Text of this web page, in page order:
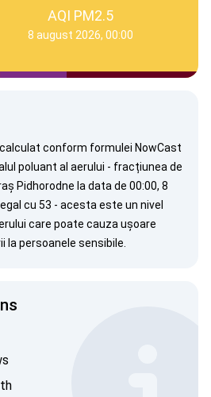
AQI PM2.5
8 august 2026, 00:00
conform formulei NowCast
poluant al aerului - fracțiunea de
Pidhorodne la data de 00:00, 8
cu 53 - acesta este un nivel
care poate cauza ușoare
persoanele sensibile.